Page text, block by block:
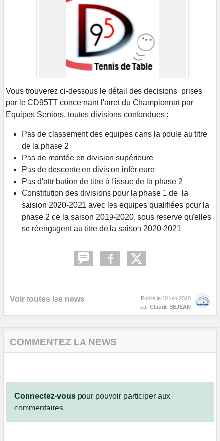
Vous trouverez ci-dessous le détail des decisions prises
par le CD95TT concernant l'arret du Championnat par
Equipes Seniors, toutes divisions confondues :
Pas de classement des equipes dans la poule au titre
de la phase 2
Pas de montée en division supérieure
Pas de descente en division inférieure
Pas d'attribution de titre à l'issue de la phase 2
Constitution des divisions pour la phase 1 de la
saision 2020-2021 avec les equipes qualifiées pour la
phase 2 de la saison 2019-2020, sous reserve qu'elles
se réengagent au titre de la saison 2020-2021
Voir toutes les news Publié le 10 juin 2020
par Claude SEJEAN
COMMENTEZ LA NEWS
Connectez-vous pour pouvoir participer aux
commentaires.